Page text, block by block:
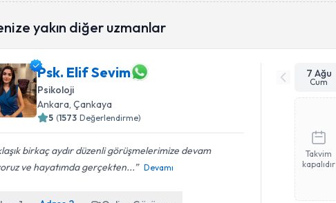
yakın diğer uzmanlar
Psk. Elif Sevim
Psikoloji
Ankara, Çankaya
5 (1573 Değerlendirme)
birkaç aydır düzenli görüşmelerimize devam
ve hayatımda gerçekten...
Devamı
7 Ağu
Cum
Takvim
kapalıdır